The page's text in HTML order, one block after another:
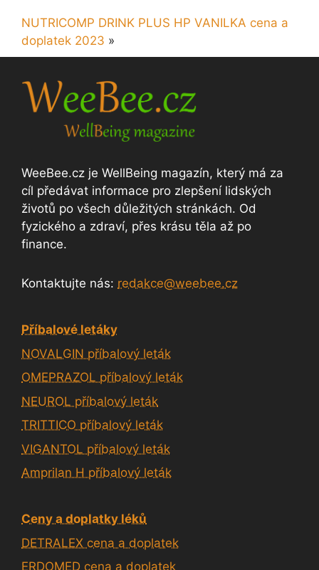
NUTRICOMP DRINK PLUS HP VANILKA cena a
doplatek 2023 »
WeeBee.cz je WellBeing magazín, který má za
cíl předávat informace pro zlepšení lidských
životů po všech důležitých stránkách. Od
fyzického a zdraví, přes krásu těla až po
finance.
Kontaktujte nás: redakce@weebee.cz
Příbalové letáky
NOVALGIN příbalový leták
OMEPRAZOL příbalový leták
NEUROL příbalový leták
TRITTICO příbalový leták
VIGANTOL příbalový leták
Amprilan H příbalový leták
Ceny a doplatky léků
DETRALEX cena a doplatek
ERDOMED cena a doplatek